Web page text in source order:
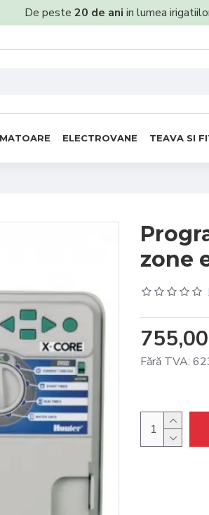
De peste 20 de ani in lumea
ELECTROVANE TEAVA SI
zone
Fără TVA: